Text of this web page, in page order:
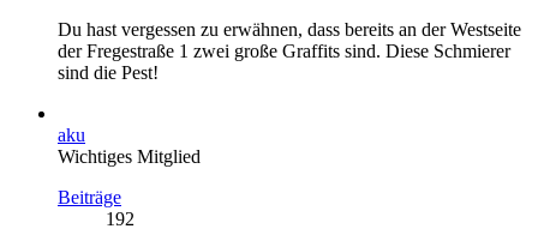
Du hast vergessen zu erwähnen, dass bereits an der Westseite
der Fregestraße 1 zwei große Graffits sind. Diese Schmierer
sind die Pest!
aku
Wichtiges Mitglied
Beiträge
192